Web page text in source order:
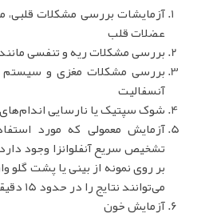
آزمایشات بررسی مشکلات قلبی،
عضلات قلب
بررسی مشکلات ریه و تنفسی
بررسی مشکلات مغزی و سیستم
آنسفالیت
شوک سپتیک یا نارسایی
آزمایش معمولی که مورد
تشخیص سریع آنفلوانزا وجود
بر روی نمونه از بینی یا پشت
می‌توانند نتایج را در حدود 15 دقیقه ارائه دهند.
آزمایش خون